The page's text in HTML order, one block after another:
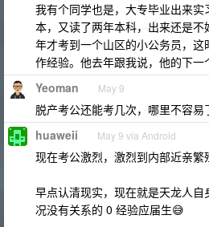
我有个同学也是，大专毕业出来
本，又读了两年本科，出来还是
年才考到一个山区的小公务员，
作经验。他去年跟我说，他的下一
Yeoman May 9
脱产考公还能考几次，哪里不容易
huaweii May 9 via Android
现在考公激烈，激烈到内部近亲繁
早点认清现实，现在就是天龙人
况没有关系的 0 经验应届生😅